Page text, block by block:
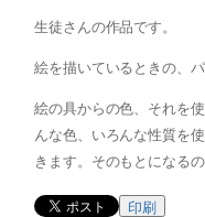
生徒さんの作品です。
絵を描いているときの、
絵の具からの色、それを
んな色、いろんな性質を
きます。そのもとになる
印刷